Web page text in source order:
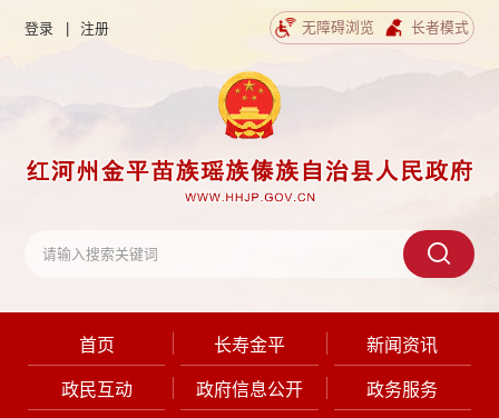
登录 | 注册 无障碍浏览 长者模式
首页 长寿金平 新闻资讯
政民互动 政府信息公开 政务服务